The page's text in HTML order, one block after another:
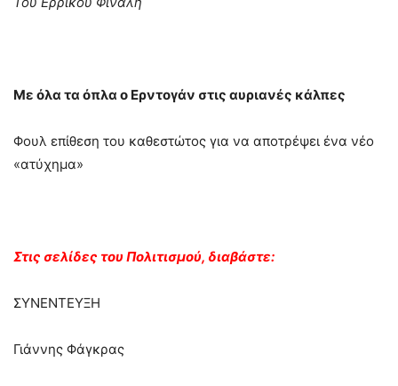
Με όλα τα όπλα ο Ερντογάν στις αυριανές κάλπες
Φουλ επίθεση του καθεστώτος για να αποτρέψει ένα νέο
«ατύχημα»
Στις σελίδες του Πολιτισμού, διαβάστε:
ΣΥΝΕΝΤΕΥΞΗ
Γιάννης Φάγκρας